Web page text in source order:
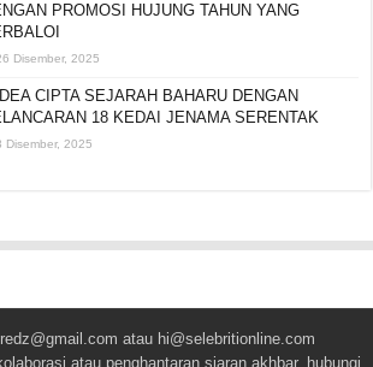
PROMOSI HUJUNG TAHUN YANG
Disember, 2025
CIPTA SEJARAH BAHARU DENGAN
18 KEDAI JENAMA SERENTAK
Disember, 2025
atau hi@selebritionline.com
atau penghantaran siaran akhbar, hubungi